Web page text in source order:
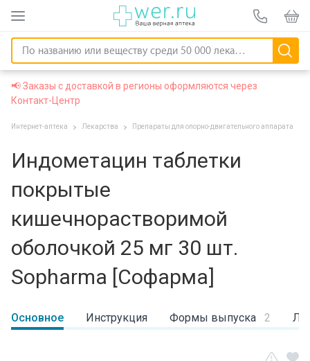
📢 Заказы с доставкой в регионы оформляются через
Контакт-Центр
Интернет-аптека Лекарства Препараты для опорно-двигательного аппарата
Индометацин таблетки
покрытые
кишечнорастворимой
оболочкой 25 мг 30 шт.
Sopharma [Софарма]
Основное Инструкция Формы выпуска 2